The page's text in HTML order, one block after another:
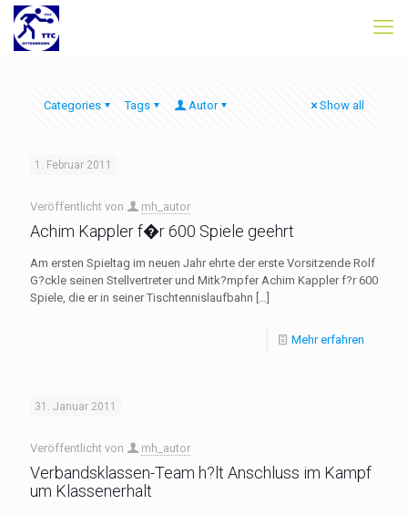
Categories Tags Autor Show all
1. Februar 2011
Veröffentlicht von mh_autor
Achim Kappler f�r 600 Spiele geehrt
Am ersten Spieltag im neuen Jahr ehrte der erste Vorsitzende Rolf
G?ckle seinen Stellvertreter und Mitk?mpfer Achim Kappler f?r 600
Spiele, die er in seiner Tischtennislaufbahn […]
Mehr erfahren
31. Januar 2011
Veröffentlicht von mh_autor
Verbandsklassen-Team h?lt Anschluss im Kampf
um Klassenerhalt